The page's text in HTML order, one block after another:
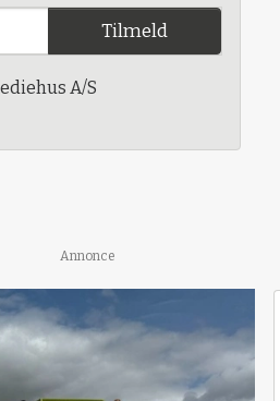
Tilmeld
A/S
Annonce